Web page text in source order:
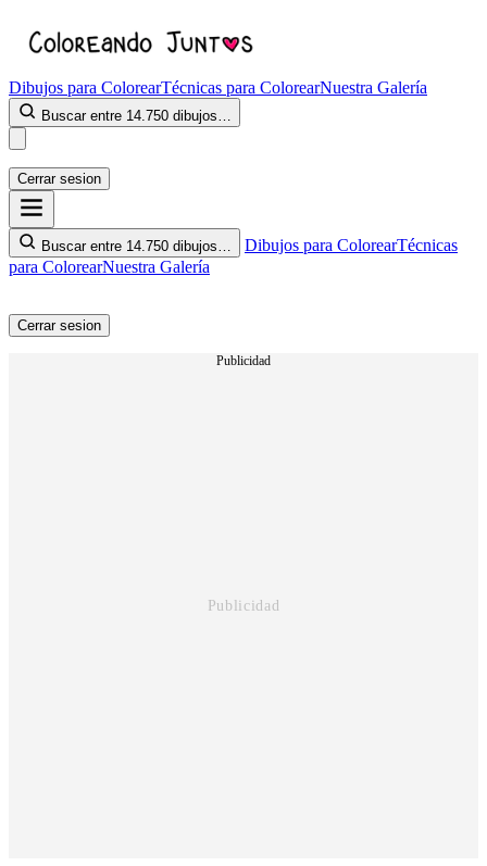
Dibujos para ColorearTécnicas para ColorearNuestra Galería
Buscar entre 14.750 dibujos…
Cerrar sesion
Buscar entre 14.750 dibujos… Dibujos para ColorearTécnicas
para ColorearNuestra Galería
Cerrar sesion
Publicidad